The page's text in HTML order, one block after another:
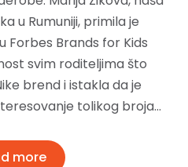
u Rumuniji, primila je
Forbes Brands for Kids
svim roditeljima što
brend i istakla da je
tolikog broja…
more